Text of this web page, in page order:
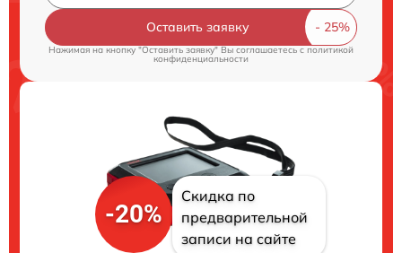
Оставить заявку
Нажимая на кнопку "Оставить заявку" Вы соглашаетесь cполитикой
конфиденциальности
-20%
Скидка по
предварительной
записи на сайте